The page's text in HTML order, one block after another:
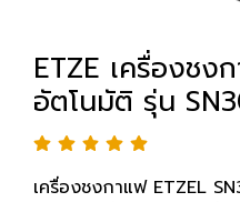
ETZE เครื่องช
อัตโนมัติ รุ่น
เครื่องชงกาแฟ ETZEL